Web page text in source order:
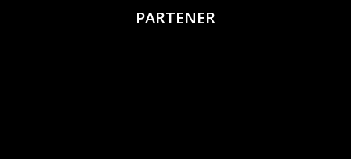
PARTENER